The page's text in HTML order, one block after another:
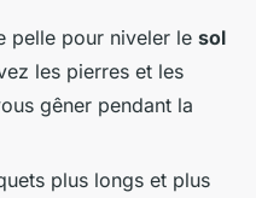
pelle pour niveler le sol
les pierres et les
gêner pendant la
plus longs et plus